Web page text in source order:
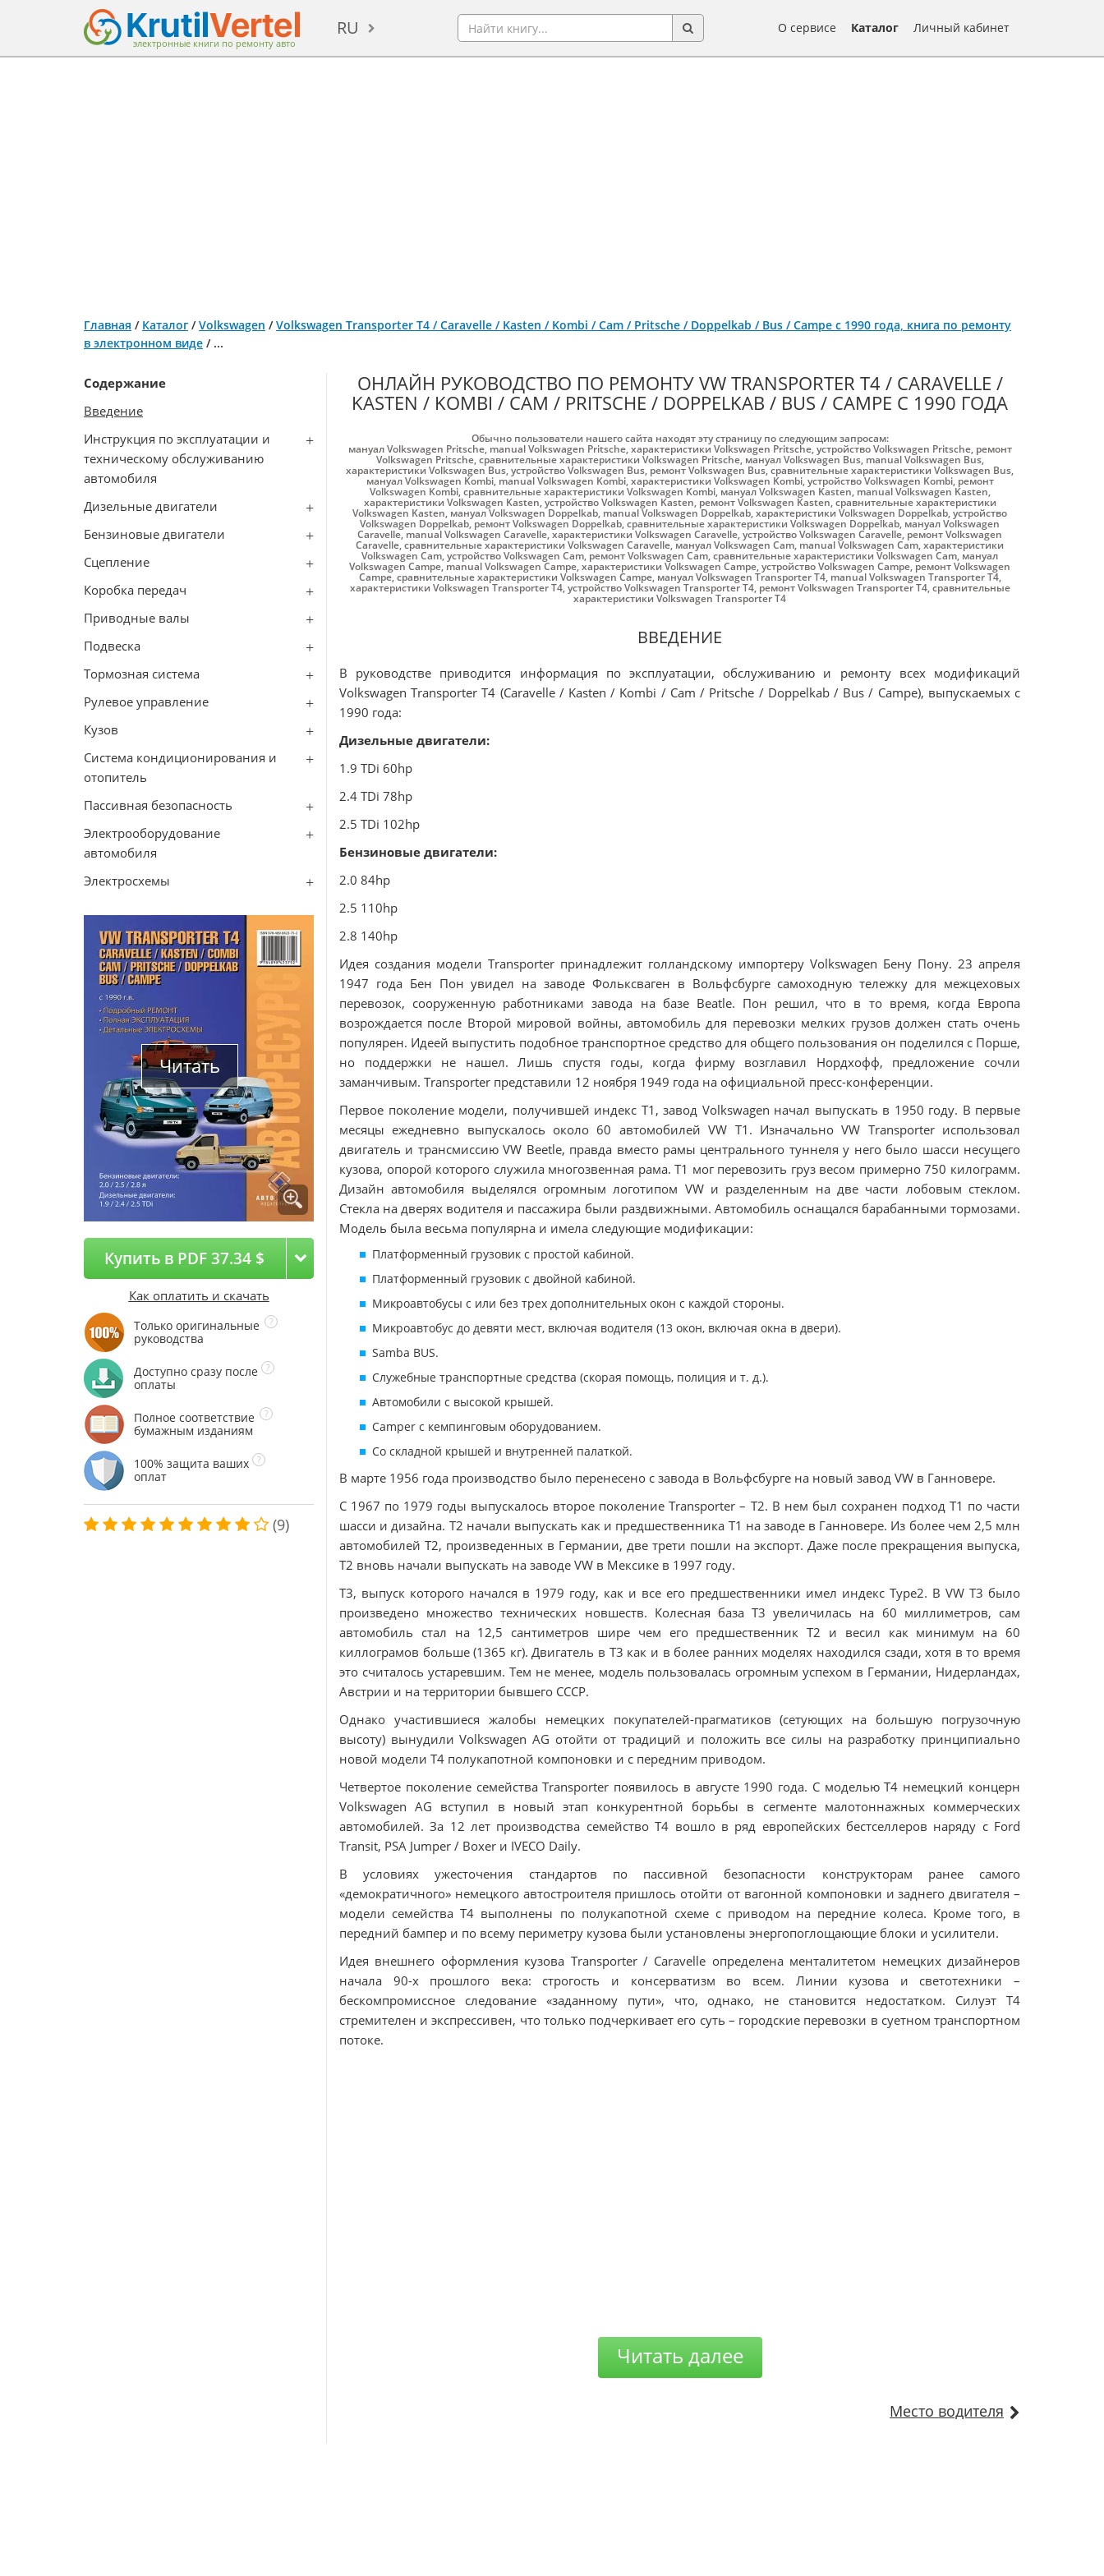
электронные книги по ремонту авто
RU О сервисе Каталог Личный кабинет
Главная / Каталог /Volkswagen /Volkswagen Transporter T4 / Caravelle / Kasten / Kombi / Cam / Pritsche / Doppelkab / Bus / Campe с 1990 года, книга по ремонту
в электронном виде / ...
Содержание
Введение
Инструкция по эксплуатации и
техническому обслуживанию
автомобиля
Дизельные двигатели
Бензиновые двигатели
Сцепление
Коробка передач
Приводные валы
Подвеска
Тормозная система
Рулевое управление
Кузов
Система кондиционирования и
отопитель
Пассивная безопасность
Электрооборудование
автомобиля
Электросхемы
Читать
Купить в PDF 37.34 $
Как оплатить и скачать
Только оригинальные
руководства
Доступно сразу после
оплаты
Полное соответствие
бумажным изданиям
100% защита ваших
оплат
(9)
ОНЛАЙН РУКОВОДСТВО ПО РЕМОНТУ VW TRANSPORTER T4 / CARAVELLE /
KASTEN / KOMBI / CAM / PRITSCHE / DOPPELKAB / BUS / CAMPE С 1990 ГОДА
Обычно пользователи нашего сайта находят эту страницу по следующим запросам:
мануал Volkswagen Pritsche, manual Volkswagen Pritsche,характеристики Volkswagen Pritsche,устройство Volkswagen Pritsche, ремонт
Volkswagen Pritsche,сравнительные характеристики Volkswagen Pritsche, мануал Volkswagen Bus, manual Volkswagen Bus,
характеристики Volkswagen Bus,устройство Volkswagen Bus, ремонт Volkswagen Bus,сравнительные характеристики Volkswagen Bus,
мануал Volkswagen Kombi, manual Volkswagen Kombi,характеристики Volkswagen Kombi,устройство Volkswagen Kombi, ремонт
Volkswagen Kombi,сравнительные характеристики Volkswagen Kombi, мануал Volkswagen Kasten, manual Volkswagen Kasten,
характеристики Volkswagen Kasten,устройство Volkswagen Kasten, ремонт Volkswagen Kasten,сравнительные характеристики
Volkswagen Kasten, мануал Volkswagen Doppelkab, manual Volkswagen Doppelkab,характеристики Volkswagen Doppelkab,устройство
Volkswagen Doppelkab,ремонт Volkswagen Doppelkab,сравнительные характеристики Volkswagen Doppelkab, мануал Volkswagen
Caravelle, manual Volkswagen Caravelle,характеристики Volkswagen Caravelle,устройство Volkswagen Caravelle, ремонт Volkswagen
Caravelle,сравнительные характеристики Volkswagen Caravelle,мануал Volkswagen Cam, manual Volkswagen Cam,характеристики
Volkswagen Cam,устройство Volkswagen Cam, ремонт Volkswagen Cam,сравнительные характеристики Volkswagen Cam, мануал
Volkswagen Campe, manual Volkswagen Campe,характеристики Volkswagen Campe,устройство Volkswagen Campe,ремонт Volkswagen
Campe,сравнительные характеристики Volkswagen Campe, мануал Volkswagen Transporter T4, manual Volkswagen Transporter T4,
характеристики Volkswagen Transporter T4,устройство Volkswagen Transporter T4, ремонт Volkswagen Transporter T4,сравнительные
характеристики Volkswagen Transporter T4
ВВЕДЕНИЕ
В руководстве приводится информация по эксплуатации, обслуживанию и ремонту всех модификаций
Volkswagen Transporter T4 (Caravelle / Kasten / Kombi / Cam / Pritsche / Doppelkab / Bus / Campe), выпускаемых с
1990 года:
Дизельные двигатели:
1.9 TDi 60hp
2.4 TDi 78hp
2.5 TDi 102hp
Бензиновые двигатели:
2.0 84hp
2.5 110hp
2.8 140hp
Идея создания модели Transporter принадлежит голландскому импортеру Volkswagen Бену Пону. 23 апреля
1947 года Бен Пон увидел на заводе Фольксваген в Вольфсбурге самоходную тележку для межцеховых
перевозок, сооруженную работниками завода на базе Beatle. Пон решил, что в то время, когда Европа
возрождается после Второй мировой войны, автомобиль для перевозки мелких грузов должен стать очень
популярен. Идеей выпустить подобное транспортное средство для общего пользования он поделился с Порше,
но поддержки не нашел. Лишь спустя годы, когда фирму возглавил Нордхофф, предложение сочли
заманчивым. Transporter представили 12 ноября 1949 года на официальной пресс-конференции.
Первое поколение модели, получившей индекс Т1, завод Volkswagen начал выпускать в 1950 году. В первые
месяцы ежедневно выпускалось около 60 автомобилей VW T1. Изначально VW Transporter использовал
двигатель и трансмиссию VW Beetle, правда вместо рамы центрального туннеля у него было шасси несущего
кузова, опорой которого служила многозвенная рама. Т1 мог перевозить груз весом примерно 750 килограмм.
Дизайн автомобиля выделялся огромным логотипом VW и разделенным на две части лобовым стеклом.
Стекла на дверях водителя и пассажира были раздвижными. Автомобиль оснащался барабанными тормозами.
Модель была весьма популярна и имела следующие модификации:
Платформенный грузовик с простой кабиной.
Платформенный грузовик с двойной кабиной.
Микроавтобусы с или без трех дополнительных окон с каждой стороны.
Микроавтобус до девяти мест, включая водителя (13 окон, включая окна в двери).
Samba BUS.
Служебные транспортные средства (скорая помощь, полиция и т. д.).
Автомобили с высокой крышей.
Camper с кемпинговым оборудованием.
Со складной крышей и внутренней палаткой.
В марте 1956 года производство было перенесено с завода в Вольфсбурге на новый завод VW в Ганновере.
С 1967 по 1979 годы выпускалось второе поколение Transporter – Т2. В нем был сохранен подход T1 по части
шасси и дизайна. Т2 начали выпускать как и предшественника Т1 на заводе в Ганновере. Из более чем 2,5 млн
автомобилей Т2, произведенных в Германии, две трети пошли на экспорт. Даже после прекращения выпуска,
Т2 вновь начали выпускать на заводе VW в Мексике в 1997 году.
T3, выпуск которого начался в 1979 году, как и все его предшественники имел индекс Type2. В VW T3 было
произведено множество технических новшеств. Колесная база Т3 увеличилась на 60 миллиметров, сам
автомобиль стал на 12,5 сантиметров шире чем его предшественник Т2 и весил как минимум на 60
киллограмов больше (1365 кг). Двигатель в Т3 как и в более ранних моделях находился сзади, хотя в то время
это считалось устаревшим. Тем не менее, модель пользовалась огромным успехом в Германии, Нидерландах,
Австрии и на территории бывшего СССР.
Однако участившиеся жалобы немецких покупателей-прагматиков (сетующих на большую погрузочную
высоту) вынудили Volkswagen AG отойти от традиций и положить все силы на разработку принципиально
новой модели T4 полукапотной компоновки и с передним приводом.
Четвертое поколение семейства Transporter появилось в августе 1990 года. С моделью Т4 немецкий концерн
Volkswagen AG вступил в новый этап конкурентной борьбы в сегменте малотоннажных коммерческих
автомобилей. За 12 лет производства семейство Т4 вошло в ряд европейских бестселлеров наряду с Ford
Transit, PSA Jumper / Boxer и IVECO Daily.
В условиях ужесточения стандартов по пассивной безопасности конструкторам ранее самого
«демократичного» немецкого автостроителя пришлось отойти от вагонной компоновки и заднего двигателя –
модели семейства Т4 выполнены по полукапотной схеме с приводом на передние колеса. Кроме того, в
передний бампер и по всему периметру кузова были установлены энергопоглощающие блоки и усилители.
Идея внешнего оформления кузова Transporter / Caravelle определена менталитетом немецких дизайнеров
начала 90-х прошлого века: строгость и консерватизм во всем. Линии кузова и светотехники –
бескомпромиссное следование «заданному пути», что, однако, не становится недостатком. Силуэт Т4
стремителен и экспрессивен, что только подчеркивает его суть – городские перевозки в суетном транспортном
потоке.
Читать далее
Место водителя